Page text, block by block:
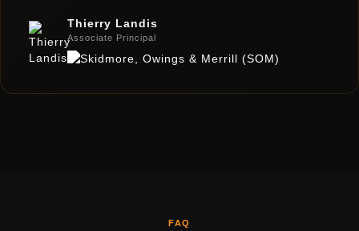
Thierry Landis
Associate Principal
FAQ